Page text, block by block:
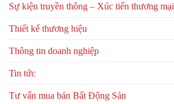
Sự kiện truyền thông – Xúc tiến thương mại
Thiết kế thương hiệu
Thông tin doanh nghiệp
Tin tức
Tư vấn mua bán Bất Động Sản